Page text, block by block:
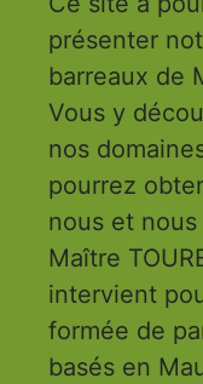
présenter
barreaux de
Vous y
nos
pourrez
nous et
Maître
intervient
formée de
basés en